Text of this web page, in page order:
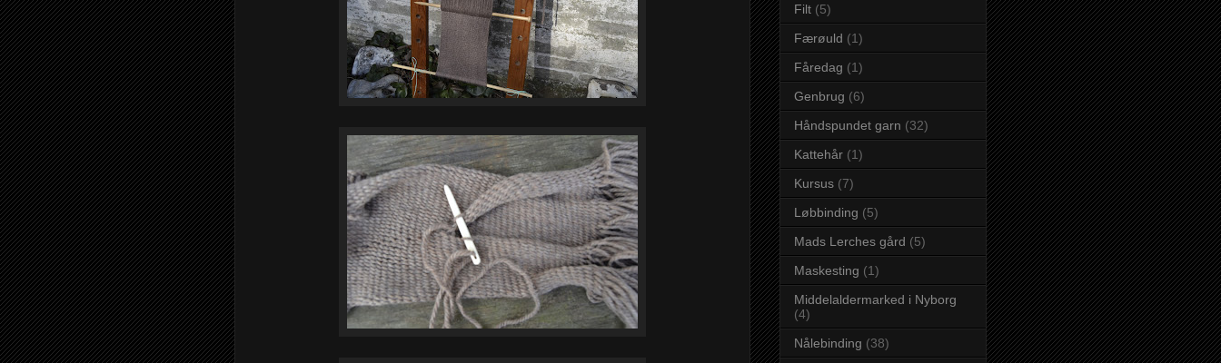
Filt (5)
Færøuld (1)
Fåredag (1)
Genbrug (6)
Håndspundet garn (32)
Kattehår (1)
Kursus (7)
Løbbinding (5)
Mads Lerches gård (5)
Maskesting (1)
Middelaldermarked i Nyborg
(4)
Nålebinding (38)